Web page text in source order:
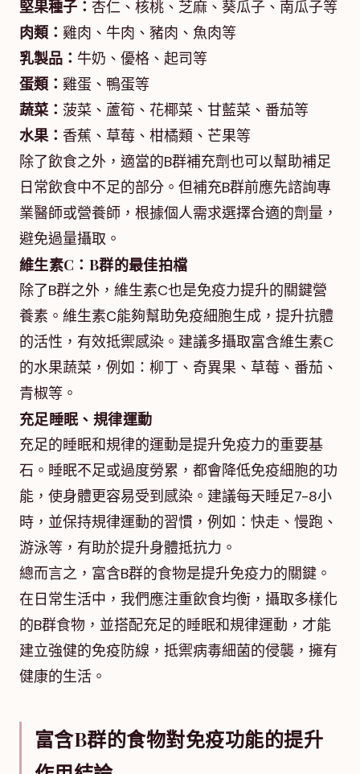
堅果種子： 杏仁、核桃、芝麻、葵瓜子、南瓜子等
肉類： 雞肉、牛肉、豬肉、魚肉等
乳製品： 牛奶、優格、起司等
蛋類： 雞蛋、鴨蛋等
蔬菜： 菠菜、蘆筍、花椰菜、甘藍菜、番茄等
水果： 香蕉、草莓、柑橘類、芒果等
除了飲食之外，適當的B群補充劑也可以幫助補足
日常飲食中不足的部分。但補充B群前應先諮詢專
業醫師或營養師，根據個人需求選擇合適的劑量，
避免過量攝取。
維生素C：B群的最佳拍檔
除了B群之外，維生素C也是免疫力提升的關鍵營
養素。維生素C能夠幫助免疫細胞生成，提升抗體
的活性，有效抵禦感染。建議多攝取富含維生素C
的水果蔬菜，例如：柳丁、奇異果、草莓、番茄、
青椒等。
充足睡眠、規律運動
充足的睡眠和規律的運動是提升免疫力的重要基
石。睡眠不足或過度勞累，都會降低免疫細胞的功
能，使身體更容易受到感染。建議每天睡足7-8小
時，並保持規律運動的習慣，例如：快走、慢跑、
游泳等，有助於提升身體抵抗力。
總而言之，富含B群的食物是提升免疫力的關鍵。
在日常生活中，我們應注重飲食均衡，攝取多樣化
的B群食物，並搭配充足的睡眠和規律運動，才能
建立強健的免疫防線，抵禦病毒細菌的侵襲，擁有
健康的生活。
富含B群的食物對免疫功能的提升